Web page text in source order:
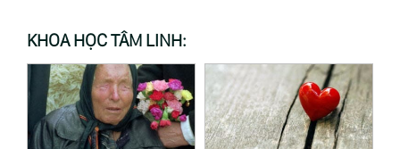
KHOA HỌC TÂM LINH: